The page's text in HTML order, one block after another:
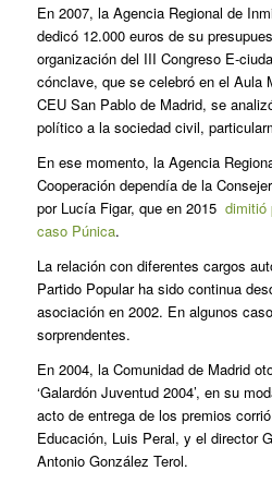
En 2007, la Agencia Regional de
dedicó 12.000 euros de su
organización del III Congreso E-
cónclave, que se celebró en el Aula
CEU San Pablo de Madrid, se
político a la sociedad civil,
En ese momento, la Agencia
Cooperación dependía de la
por Lucía Figar, que en 2015 dimitió
caso Púnica.
La relación con diferentes cargos
Partido Popular ha sido continua
asociación en 2002. En algunos
sorprendentes.
En 2004, la Comunidad de Madrid
‘Galardón Juventud 2004’, en su
acto de entrega de los premios
Educación, Luis Peral, y el director
Antonio González Terol.